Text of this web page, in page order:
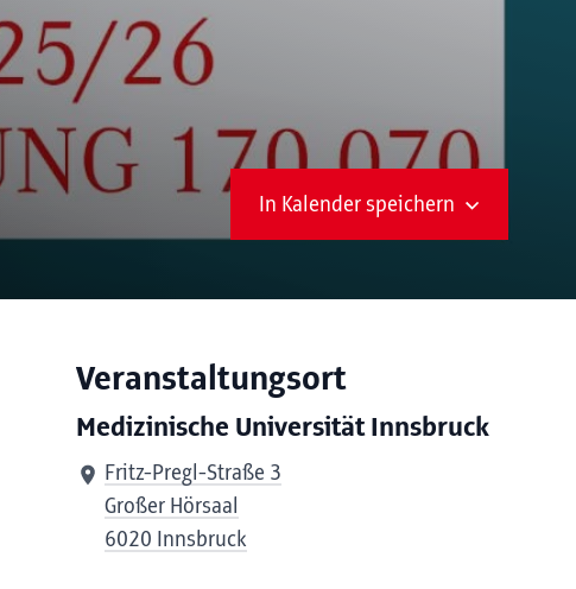
In Kalender speichern
Veranstaltungsort
Medizinische Universität Innsbruck
Fritz-Pregl-Straße 3
Großer Hörsaal
6020 Innsbruck